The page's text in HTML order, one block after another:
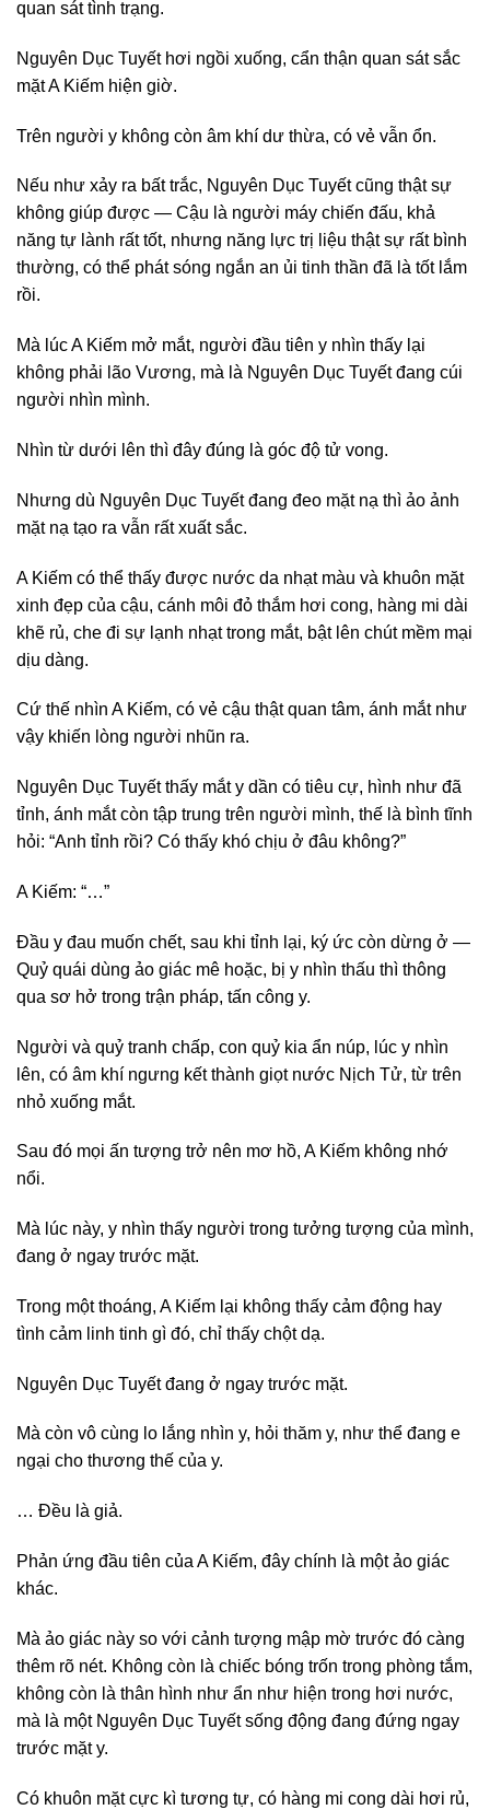
quan sát tình trạng.
Nguyên Dục Tuyết hơi ngồi xuống, cẩn thận quan sát sắc
mặt A Kiếm hiện giờ.
Trên người y không còn âm khí dư thừa, có vẻ vẫn ổn.
Nếu như xảy ra bất trắc, Nguyên Dục Tuyết cũng thật sự
không giúp được — Cậu là người máy chiến đấu, khả
năng tự lành rất tốt, nhưng năng lực trị liệu thật sự rất bình
thường, có thể phát sóng ngắn an ủi tinh thần đã là tốt lắm
rồi.
Mà lúc A Kiếm mở mắt, người đầu tiên y nhìn thấy lại
không phải lão Vương, mà là Nguyên Dục Tuyết đang cúi
người nhìn mình.
Nhìn từ dưới lên thì đây đúng là góc độ tử vong.
Nhưng dù Nguyên Dục Tuyết đang đeo mặt nạ thì ảo ảnh
mặt nạ tạo ra vẫn rất xuất sắc.
A Kiếm có thể thấy được nước da nhạt màu và khuôn mặt
xinh đẹp của cậu, cánh môi đỏ thắm hơi cong, hàng mi dài
khẽ rủ, che đi sự lạnh nhạt trong mắt, bật lên chút mềm mại
dịu dàng.
Cứ thế nhìn A Kiếm, có vẻ cậu thật quan tâm, ánh mắt như
vậy khiến lòng người nhũn ra.
Nguyên Dục Tuyết thấy mắt y dần có tiêu cự, hình như đã
tỉnh, ánh mắt còn tập trung trên người mình, thế là bình tĩnh
hỏi: “Anh tỉnh rồi? Có thấy khó chịu ở đâu không?”
A Kiếm: “…”
Đầu y đau muốn chết, sau khi tỉnh lại, ký ức còn dừng ở —
Quỷ quái dùng ảo giác mê hoặc, bị y nhìn thấu thì thông
qua sơ hở trong trận pháp, tấn công y.
Người và quỷ tranh chấp, con quỷ kia ẩn núp, lúc y nhìn
lên, có âm khí ngưng kết thành giọt nước Nịch Tử, từ trên
nhỏ xuống mắt.
Sau đó mọi ấn tượng trở nên mơ hồ, A Kiếm không nhớ
nổi.
Mà lúc này, y nhìn thấy người trong tưởng tượng của mình,
đang ở ngay trước mặt.
Trong một thoáng, A Kiếm lại không thấy cảm động hay
tình cảm linh tinh gì đó, chỉ thấy chột dạ.
Nguyên Dục Tuyết đang ở ngay trước mặt.
Mà còn vô cùng lo lắng nhìn y, hỏi thăm y, như thể đang e
ngại cho thương thế của y.
… Đều là giả.
Phản ứng đầu tiên của A Kiếm, đây chính là một ảo giác
khác.
Mà ảo giác này so với cảnh tượng mập mờ trước đó càng
thêm rõ nét. Không còn là chiếc bóng trốn trong phòng tắm,
không còn là thân hình như ẩn như hiện trong hơi nước,
mà là một Nguyên Dục Tuyết sống động đang đứng ngay
trước mặt y.
Có khuôn mặt cực kì tương tự, có hàng mi cong dài hơi rủ,